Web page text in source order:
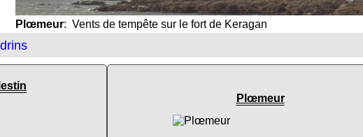
Plœmeur: Vents de tempête sur le fort de Keragan
Plœmeur